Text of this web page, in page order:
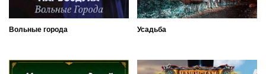
Вольные города Усадьба